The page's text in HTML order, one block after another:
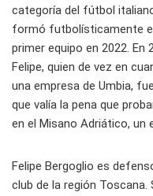
categoría del fútbol
formó futbolísticamente
primer equipo en 2022. En
Felipe, quien de vez en
una empresa de Umbia,
que valía la pena que
en el Misano Adriático, un
Felipe Bergoglio es
club de la región